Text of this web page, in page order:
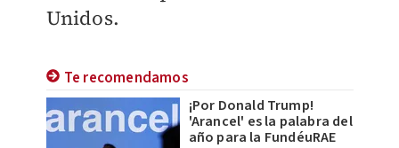
Unidos.
Te recomendamos
¡Por Donald Trump!
'Arancel' es la palabra del
año para la FundéuRAE